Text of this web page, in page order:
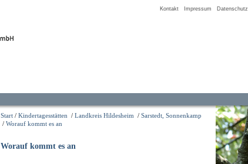
Kontakt Impressum Datenschutz
Start / Kindertagesstätten / Landkreis Hildesheim / Sarstedt, Sonnenkamp
/ Worauf kommt es an
Worauf kommt es an